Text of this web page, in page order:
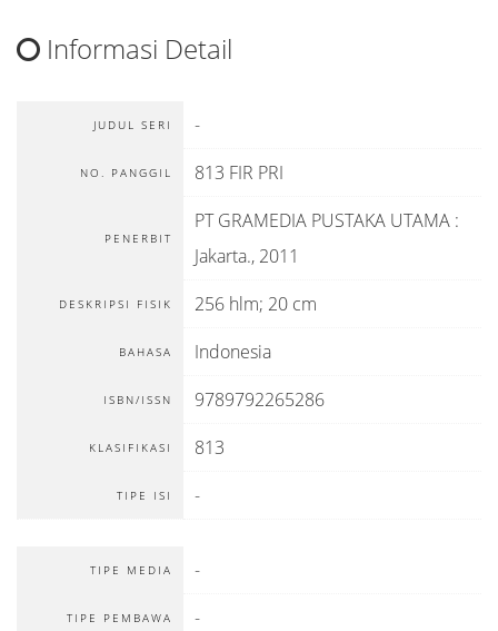
Informasi Detail
JUDUL SERI -
NO. PANGGIL 813 FIR PRI
PENERBIT
PT GRAMEDIA PUSTAKA UTAMA :
Jakarta., 2011
DESKRIPSI FISIK 256 hlm; 20 cm
BAHASA Indonesia
ISBN/ISSN 9789792265286
KLASIFIKASI 813
TIPE ISI -
TIPE MEDIA -
TIPE PEMBAWA -